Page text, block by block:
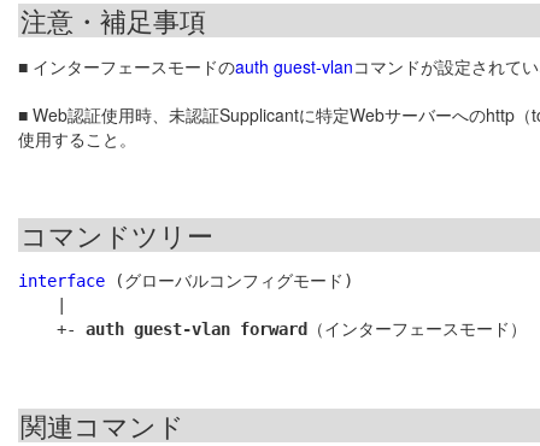
注意・補足事項
■ インターフェースモードのauth guest-vlanコマンドが設定されて
■ Web認証使用時、未認証Supplicantに特定Webサーバーへのhttp
使用すること。
コマンドツリー
interface (グローバルコンフィグモード)
    +-
auth guest-vlan forward
関連コマンド